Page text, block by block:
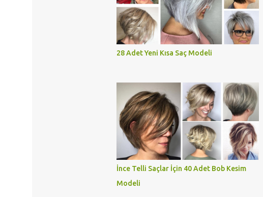
28 Adet Yeni Kısa Saç Modeli
İnce Telli Saçlar İçin 40 Adet Bob Kesim
Modeli